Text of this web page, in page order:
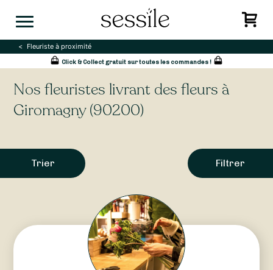
Fleuriste à proximité
Click & Collect gratuit sur toutes les commandes !
Nos fleuristes livrant des fleurs à
Giromagny (90200)
Trier Filtrer